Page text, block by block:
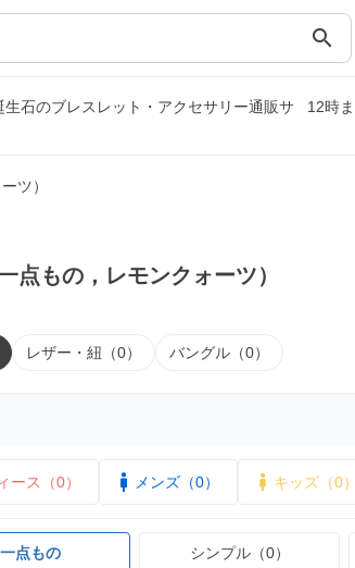
search
石のブレスレット・アクセサリー通販サ
12時
ツ）
点もの，レモンクォーツ）
レザー・紐（0） バングル（0）
ース（0） メンズ（0） キッズ（0）
一点もの シンプル（0）